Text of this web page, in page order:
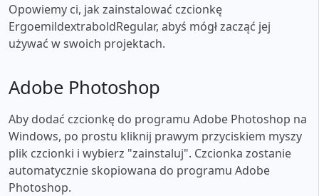
Opowiemy ci, jak zainstalować czcionkę
ErgoemildextraboldRegular, abyś mógł zacząć jej
używać w swoich projektach.
Adobe Photoshop
Aby dodać czcionkę do programu Adobe Photoshop na
Windows, po prostu kliknij prawym przyciskiem myszy
plik czcionki i wybierz "zainstaluj". Czcionka zostanie
automatycznie skopiowana do programu Adobe
Photoshop.